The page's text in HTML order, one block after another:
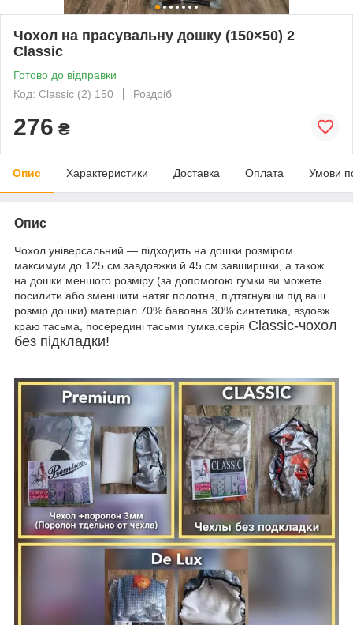
Чохол на прасувальну дошку (150×50) 2
Classic
Готово до відправки
Код: Classic (2) 150
Роздріб
276 ₴
Опис Характеристики Доставка Оплата Умови
Опис
Чохол універсальний — підходить на дошки розміром
максимум до 125 см завдовжки й 45 см завширшки, а також
на дошки меншого розміру (за допомогою гумки ви можете
посилити або зменшити натяг полотна, підтягнувши під ваш
розмір дошки).матеріал 70% бавовна 30% синтетика, вздовж
краю тасьма, посередині тасьми гумка.серія Classic-чохол
без підкладки!